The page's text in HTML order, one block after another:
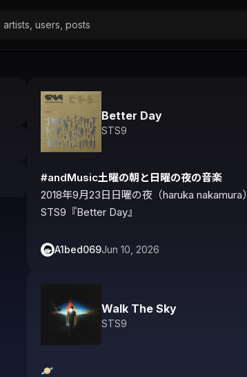
Better Day
STS9
#andMusic土曜の朝と日曜の夜の音楽
2018年9月23日日曜の夜（haruka nakamura）
STS9『Better Day』
A1bed069Jun 10, 2026
Walk The Sky
STS9
🪐